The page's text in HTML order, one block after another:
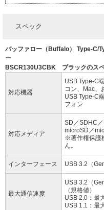
スペック
バッファロー（Buffalo） Type-C/
ー
BSCR130U3CBK ブラックのス
対応機器
USB Type-C
コン、Mac、
USB Type-C
フォン
対応メディア
SD／SDHC
microSD／
※著作権保護
ん。
インターフェース USB 3.2（
最大通信速度
USB 3.2（
（規格値）
USB 2.0：最
USB 1.1：最